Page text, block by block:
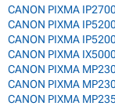
CANON PIXMA
CANON PIXMA
CANON PIXMA
CANON PIXMA
CANON PIXMA
CANON PIXMA
CANON PIXMA